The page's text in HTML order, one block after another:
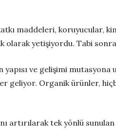
maddeleri, koruyucular,
yetişiyordu. Tabi
ve gelişimi mutasyona
geliyor. Organik ürünler,
artırılarak tek yönlü